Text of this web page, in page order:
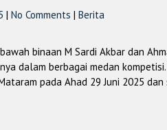
| No Comments | Berita
binaan M Sardi Akbar dan
dalam berbagai medan
pada Ahad 29 Juni 2025